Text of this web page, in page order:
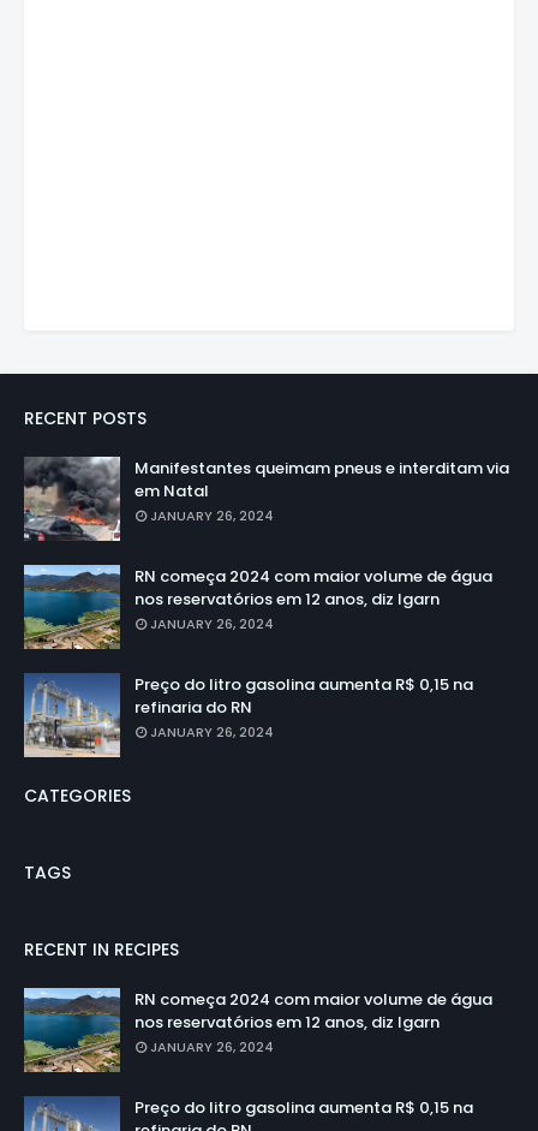
RECENT POSTS
Manifestantes queimam pneus e interditam via
em Natal
JANUARY 26, 2024
RN começa 2024 com maior volume de água
nos reservatórios em 12 anos, diz Igarn
JANUARY 26, 2024
Preço do litro gasolina aumenta R$ 0,15 na
refinaria do RN
JANUARY 26, 2024
CATEGORIES
TAGS
RECENT IN RECIPES
RN começa 2024 com maior volume de água
nos reservatórios em 12 anos, diz Igarn
JANUARY 26, 2024
Preço do litro gasolina aumenta R$ 0,15 na